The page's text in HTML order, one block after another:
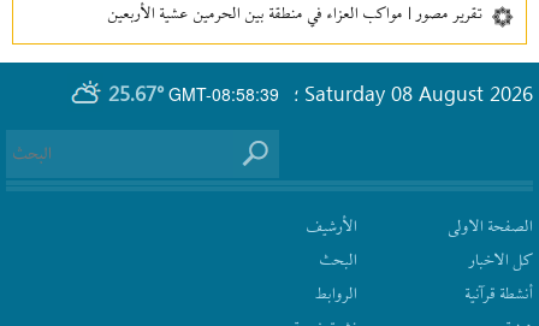
تقرير مصور | مواكب العزاء في منطقة بين‌ الحرمین عشية الأربعين
GMT-08:58:39
25.67° Saturday 08 August 2026 ؛
الصفحة الاولى
كل الاخبار
أنشطة قرآنیة
الأرشیف
البحث
الروابط